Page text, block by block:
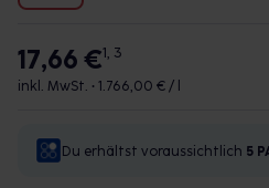
17,66 €1, 3
inkl. MwSt. • 1.766,00 € / l
Du erhältst voraussichtlich 5